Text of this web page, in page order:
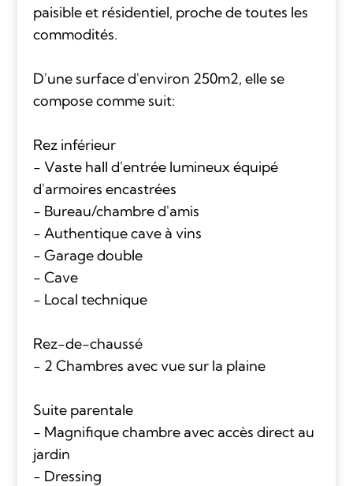
paisible et résidentiel, proche de toutes les
commodités.
D'une surface d'environ 250m2, elle se
compose comme suit:
Rez inférieur
- Vaste hall d'entrée lumineux équipé
d'armoires encastrées
- Bureau/chambre d'amis
- Authentique cave à vins
- Garage double
- Cave
- Local technique
Rez-de-chaussé
- 2 Chambres avec vue sur la plaine
Suite parentale
- Magnifique chambre avec accès direct au
jardin
- Dressing